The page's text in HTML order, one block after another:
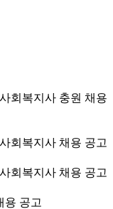
회복지사 충원 채용
회복지사 채용 공고
회복지사 채용 공고
용 공고